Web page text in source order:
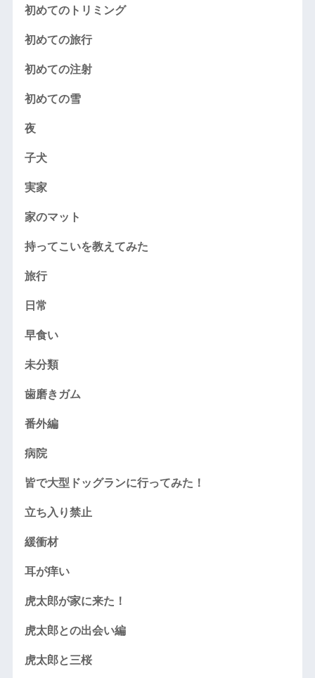
初めてのトリミング
初めての旅行
初めての注射
初めての雪
夜
子犬
実家
家のマット
持ってこいを教えてみた
旅行
日常
早食い
未分類
歯磨きガム
番外編
病院
皆で大型ドッグランに行ってみた！
立ち入り禁止
緩衝材
耳が痒い
虎太郎が家に来た！
虎太郎との出会い編
虎太郎と三桜